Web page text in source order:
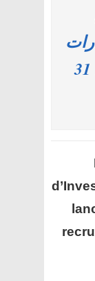
عمومية. الترشيح قبل 31